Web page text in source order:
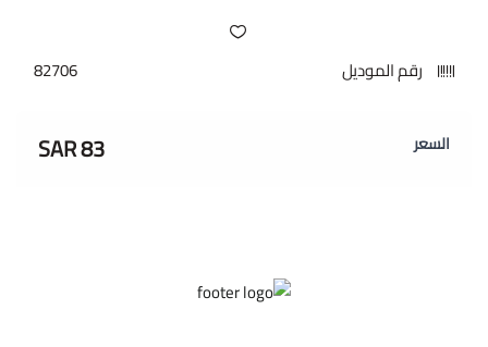
رقم الموديل 82706
السعر 83 SAR